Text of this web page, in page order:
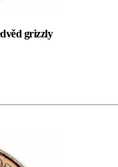
grizzly